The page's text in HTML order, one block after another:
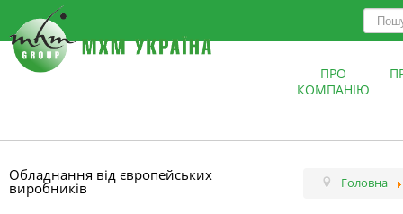
ПРО
КОМПАНІЮ
Обладнання від європейських
виробників Головна